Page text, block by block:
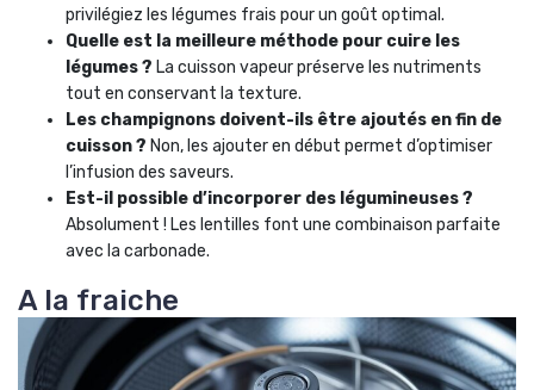
privilégiez les légumes frais pour un goût optimal.
Quelle est la meilleure méthode pour cuire les
légumes ? La cuisson vapeur préserve les nutriments
tout en conservant la texture.
Les champignons doivent-ils être ajoutés en fin de
cuisson ? Non, les ajouter en début permet d’optimiser
l’infusion des saveurs.
Est-il possible d’incorporer des légumineuses ?
Absolument ! Les lentilles font une combinaison parfaite
avec la carbonade.
A la fraiche